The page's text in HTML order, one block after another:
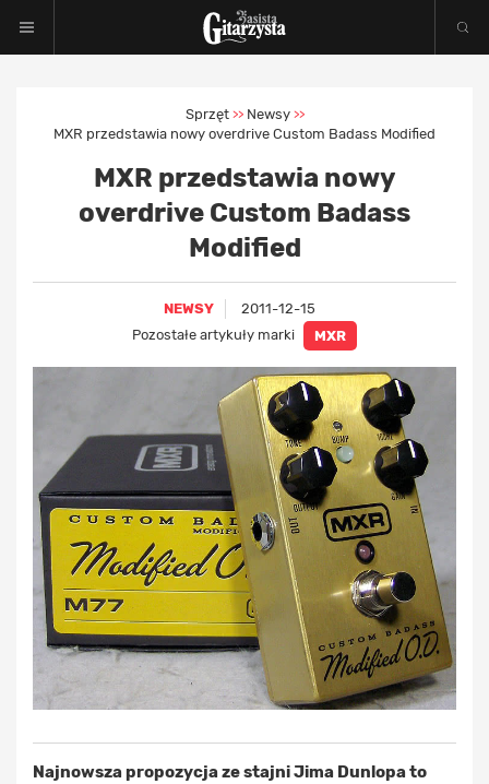
Sprzęt >> Newsy >>
MXR przedstawia nowy overdrive Custom Badass Modified
MXR przedstawia nowy
overdrive Custom Badass
Modified
NEWSY
2011-12-15
Pozostałe artykuły marki
MXR
Najnowsza propozycja ze stajni Jima Dunlopa to